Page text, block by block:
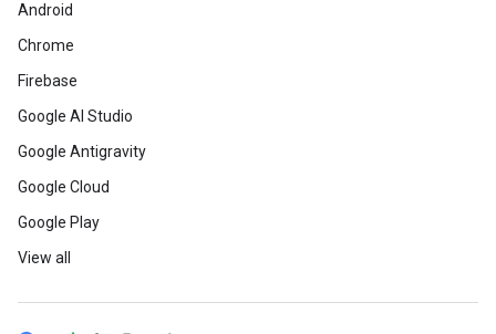
Android
Chrome
Firebase
Google AI Studio
Google Antigravity
Google Cloud
Google Play
View all